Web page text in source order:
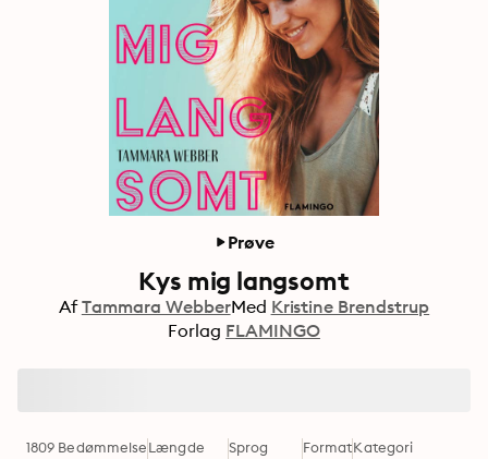
Prøve
Kys mig langsomt
Af Tammara WebberMed Kristine Brendstrup
Forlag FLAMINGO
1809 BedømmelseLængde Sprog FormatKategori